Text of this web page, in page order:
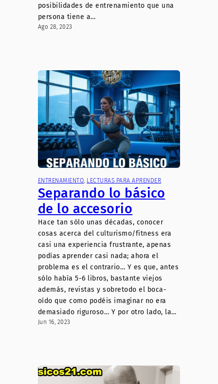
posibilidades de entrenamiento que una
persona tiene a…
Ago 28, 2023
ENTRENAMIENTO, LECTURAS PARA APRENDER
Separando lo básico
de lo accesorio
Hace tan sólo unas décadas, conocer
cosas acerca del culturismo/fitness era
casi una experiencia frustrante, apenas
podías aprender casi nada; ahora el
problema es el contrario… Y es que, antes
sólo había 5-6 libros, bastante viejos
además, revistas y sobretodo el boca-
oído que como podéis imaginar no era
demasiado riguroso… Y por otro lado, la…
Jun 16, 2023